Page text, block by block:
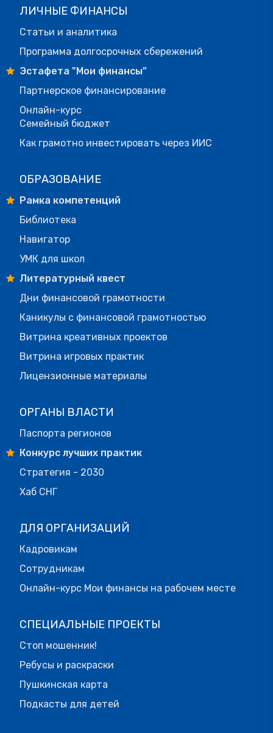
ЛИЧНЫЕ ФИНАНСЫ
Статьи и аналитика
Программа долгосрочных сбережений
Эстафета "Мои финансы"
Партнерское финансирование
Онлайн-курс
Семейный бюджет
Как грамотно инвестировать через ИИС
ОБРАЗОВАНИЕ
Рамка компетенций
Библиотека
Навигатор
УМК для школ
Литературный квест
Дни финансовой грамотности
Каникулы с финансовой грамотностью
Витрина креативных проектов
Витрина игровых практик
Лицензионные материалы
ОРГАНЫ ВЛАСТИ
Паспорта регионов
Конкурс лучших практик
Стратегия - 2030
Хаб СНГ
ДЛЯ ОРГАНИЗАЦИЙ
Кадровикам
Сотрудникам
Онлайн-курс Мои финансы на рабочем месте
СПЕЦИАЛЬНЫЕ ПРОЕКТЫ
Стоп мошенник!
Ребусы и раскраски
Пушкинская карта
Подкасты для детей